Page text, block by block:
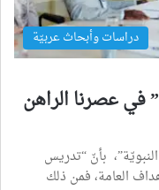
دراسات وأبحاث عربيّة
في عصرنا الراهن
بأنّ “تدريس
العامة، فمن ذلك